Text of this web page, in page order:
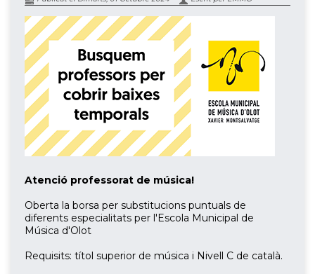
Atenció professorat de música!
Oberta la borsa per substitucions puntuals de
diferents especialitats per l'Escola Municipal de
Música d'Olot
Requisits: títol superior de música i Nivell C de català.